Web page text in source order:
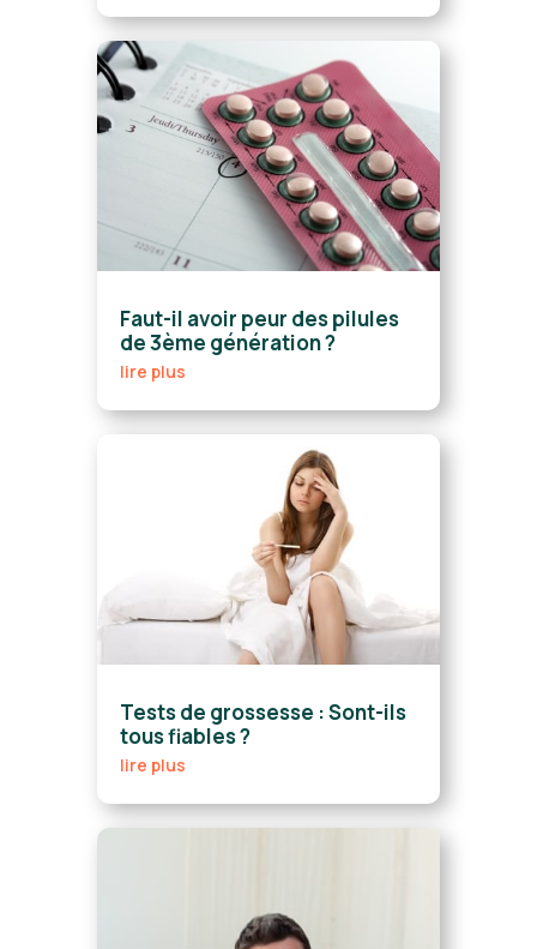
Faut-il avoir peur des pilules
de 3ème génération ?
lire plus
Tests de grossesse : Sont-ils
tous fiables ?
lire plus